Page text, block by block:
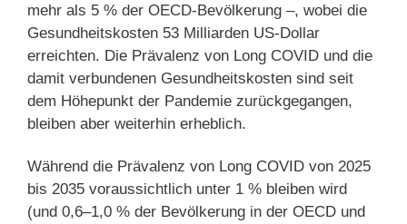
mehr als 5 % der OECD-Bevölkerung –, wobei die
Gesundheitskosten 53 Milliarden US-Dollar
erreichten. Die Prävalenz von Long COVID und die
damit verbundenen Gesundheitskosten sind seit
dem Höhepunkt der Pandemie zurückgegangen,
bleiben aber weiterhin erheblich.
Während die Prävalenz von Long COVID von 2025
bis 2035 voraussichtlich unter 1 % bleiben wird
(und 0,6–1,0 % der Bevölkerung in der OECD und